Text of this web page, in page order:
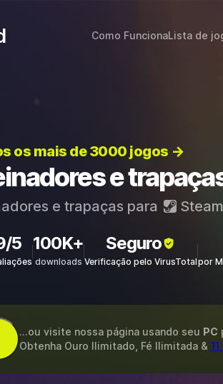
Como FuncionaLista de
os mais de 3000 jogos →
e
e trapaças para Steam
5 100K+
downloads
Seguro
Verificação pelo VirusTotalpor
...ou visite nossa página usando seu PC
Obtenha Ouro Ilimitado, Fé Ilimitada &